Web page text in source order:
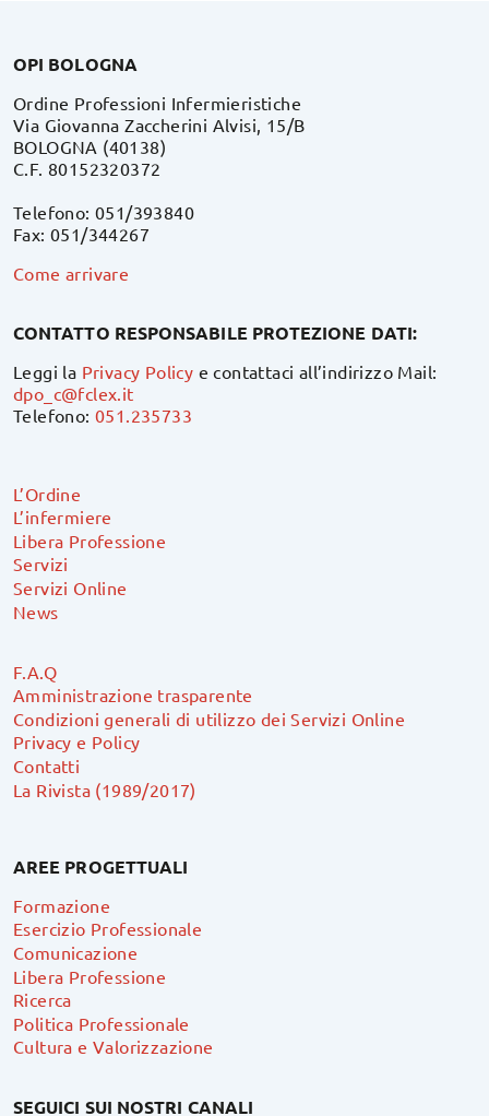
OPI BOLOGNA
Ordine Professioni Infermieristiche
Via Giovanna Zaccherini Alvisi, 15/B
BOLOGNA (40138)
C.F. 80152320372
Telefono: 051/393840
Fax: 051/344267
Come arrivare
CONTATTO RESPONSABILE PROTEZIONE DATI:
Leggi la Privacy Policy e contattaci all’indirizzo Mail:
dpo_c@fclex.it
Telefono:051.235733
L’Ordine
L’infermiere
Libera Professione
Servizi
Servizi Online
News
F.A.Q
Amministrazione trasparente
Condizioni generali di utilizzo dei Servizi Online
Privacy e Policy
Contatti
La Rivista (1989/2017)
AREE PROGETTUALI
Formazione
Esercizio Professionale
Comunicazione
Libera Professione
Ricerca
Politica Professionale
Cultura e Valorizzazione
SEGUICI SUI NOSTRI CANALI